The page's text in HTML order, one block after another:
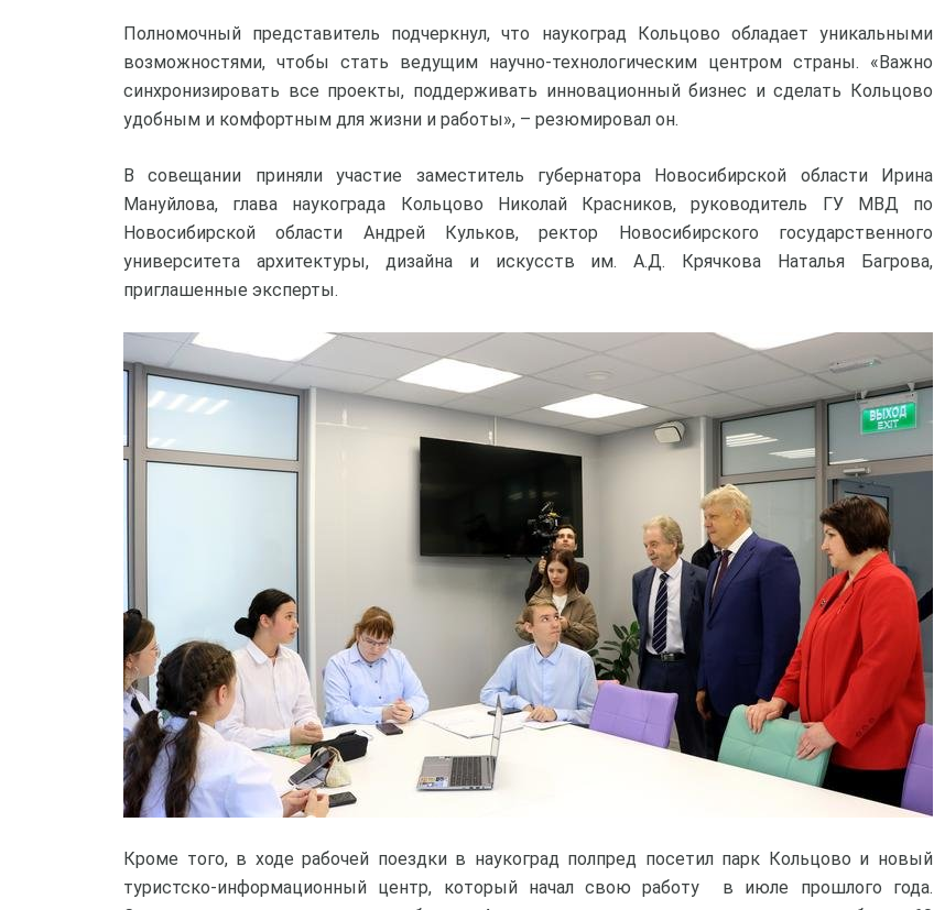
Полномочный представитель подчеркнул, что наукоград Кольцово обладает уникальными
возможностями, чтобы стать ведущим научно-технологическим центром страны. «Важно
синхронизировать все проекты, поддерживать инновационный бизнес и сделать Кольцово
удобным и комфортным для жизни и работы», – резюмировал он.
В совещании приняли участие заместитель губернатора Новосибирской области Ирина
Мануйлова, глава наукограда Кольцово Николай Красников, руководитель ГУ МВД по
Новосибирской области Андрей Кульков, ректор Новосибирского государственного
университета архитектуры, дизайна и искусств им. А.Д. Крячкова Наталья Багрова,
приглашенные эксперты.
Кроме того, в ходе рабочей поездки в наукоград полпред посетил парк Кольцово и новый
туристско-информационный центр, который начал свою работу в июле прошлого года.